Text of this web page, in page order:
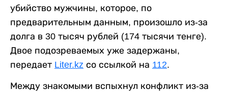
убийство мужчины, которое, по
предварительным данным, произошло из-за
долга в 30 тысяч рублей (174 тысячи тенге).
Двое подозреваемых уже задержаны,
передает Liter.kz со ссылкой на 112.
Между знакомыми вспыхнул конфликт из-за